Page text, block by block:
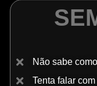
Não sabe
Tenta falar